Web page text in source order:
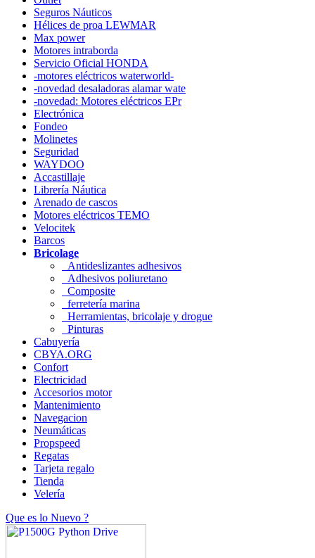
Seguros Náuticos
Hélices de proa LEWMAR
Max power
Motores intraborda
Servicio Oficial HONDA
-motores eléctricos waterworld-
-novedad desaladoras alamar wate
-novedad: Motores eléctricos EPr
Electrónica
Fondeo
Molinetes
Seguridad
WAYDOO
Accastillaje
Librería Náutica
Arenado de cascos
Motores eléctricos TEMO
Velocitek
Barcos
Bricolage
Antideslizantes adhesivos
Adhesivos poliuretano
Composite
ferretería marina
Herramientas, bricolaje y drogue
Pinturas
Cabuyería
CBYA.ORG
Confort
Electricidad
Accesorios motor
Mantenimiento
Navegacion
Neumáticas
Propspeed
Regatas
Tarjeta regalo
Tienda
Velería
Que es lo Nuevo ?